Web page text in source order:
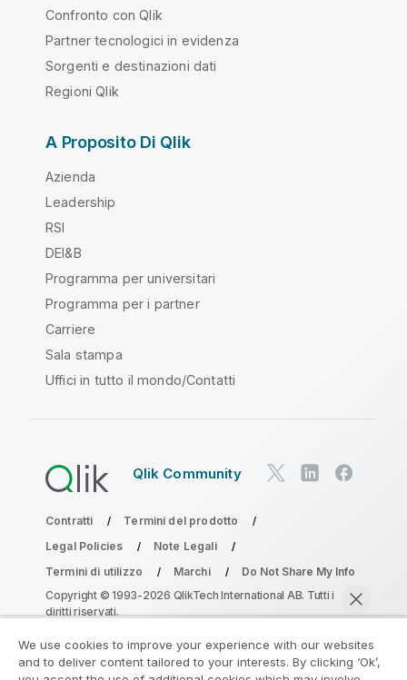
Confronto con Qlik
Partner tecnologici in evidenza
Sorgenti e destinazioni dati
Regioni Qlik
A Proposito Di Qlik
Azienda
Leadership
RSI
DEI&B
Programma per universitari
Programma per i partner
Carriere
Sala stampa
Uffici in tutto il mondo/Contatti
Qlik Community
Contratti
Termini del prodotto
Legal Policies
Note Legali
Termini di utilizzo
Marchi
Do Not Share My Info
Copyright © 1993-2026 QlikTech International AB. Tutti i
diritti riservati.
We use cookies to improve your experience with our websites
and to deliver content tailored to your interests. By clicking ‘Ok’,